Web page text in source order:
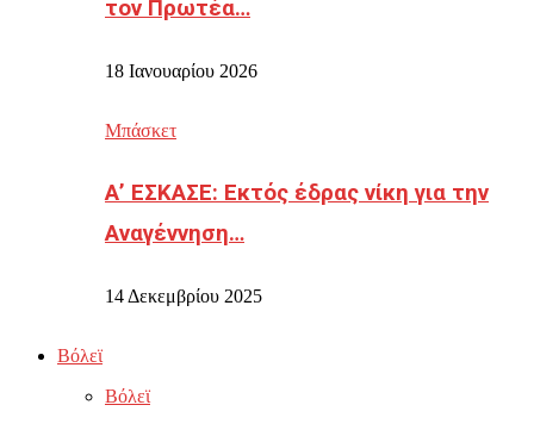
τον Πρωτέα…
18 Ιανουαρίου 2026
Μπάσκετ
Α’ ΕΣΚΑΣΕ: Εκτός έδρας νίκη για την
Αναγέννηση…
14 Δεκεμβρίου 2025
Βόλεϊ
Βόλεϊ